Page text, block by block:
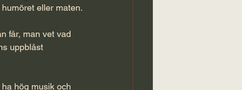
eller maten.
får, man vet vad
uppblåst
hög musik och